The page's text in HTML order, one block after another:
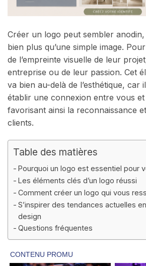
Créer un logo peut sembler
bien plus qu’une simple image.
de l’empreinte visuelle de leur
entreprise ou de leur passion. Cet
va bien au-delà de l’esthétique, car
établir une connexion entre vous
favorisant ainsi la reconnaissance
clients.
Table des matières
Pourquoi un logo est essentiel pour
Les éléments clés d’un logo réussi
Comment créer un logo qui vous
S’inspirer des tendances actuelles
design
Questions fréquentes